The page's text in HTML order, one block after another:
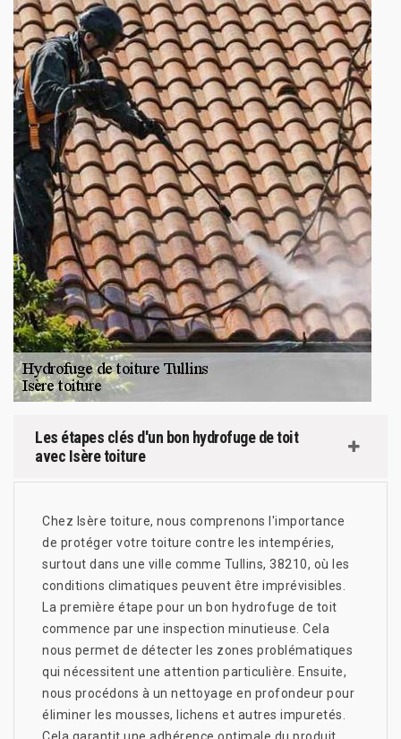
Les étapes clés d'un bon hydrofuge de toit
avec Isère toiture
Chez Isère toiture, nous comprenons l'importance
de protéger votre toiture contre les intempéries,
surtout dans une ville comme Tullins, 38210, où les
conditions climatiques peuvent être imprévisibles.
La première étape pour un bon hydrofuge de toit
commence par une inspection minutieuse. Cela
nous permet de détecter les zones problématiques
qui nécessitent une attention particulière. Ensuite,
nous procédons à un nettoyage en profondeur pour
éliminer les mousses, lichens et autres impuretés.